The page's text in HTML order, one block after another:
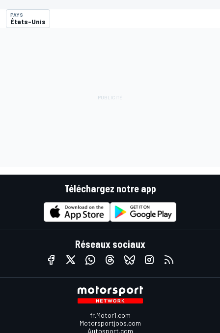
PAYS
États-Unis
Téléchargez notre app
Réseaux sociaux
fr.Motor1.com
Motorsportjobs.com
Autosport.com